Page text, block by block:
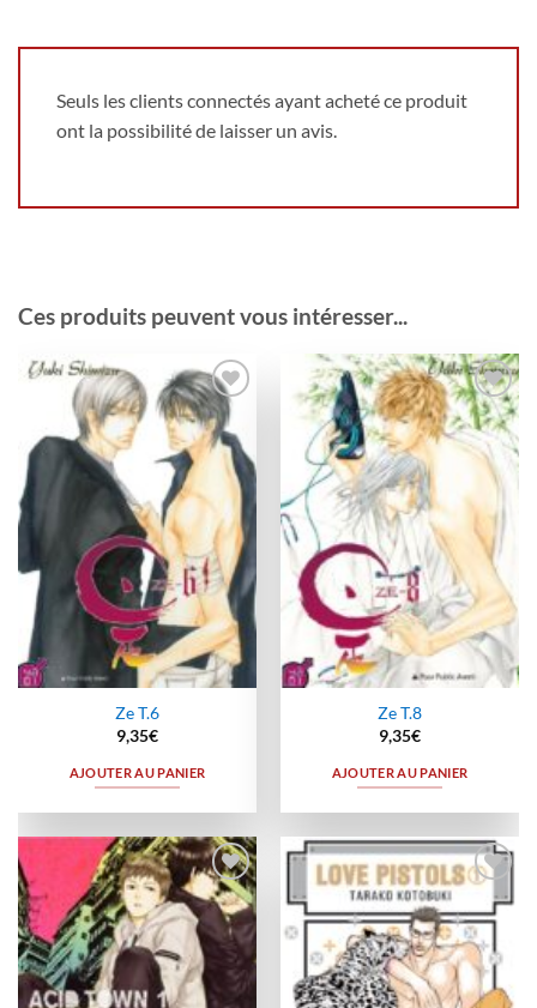
Seuls les clients connectés ayant acheté ce produit
ont la possibilité de laisser un avis.
Ces produits peuvent vous intéresser...
Ajouter
à la
wishlist
Ze T.6
9,35€
AJOUTER AU PANIER
Ajouter
à la
wishlist
Ze T.8
9,35€
AJOUTER AU PANIER
Ajouter
à la
wishlist
Ajouter
à la
wishlist